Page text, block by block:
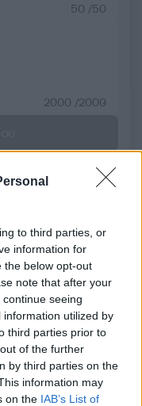
to third parties, or
information for
the below opt-out
note that after your
seeing
utilized by
third parties prior to
of the further
by third parties on the
information may
on the IAB’s List of
50 /50
2000 /2000
ΕΚΛΟΓΕΣ
ΦΟΡΩΝ
ΦΠΑ
News και
και τα